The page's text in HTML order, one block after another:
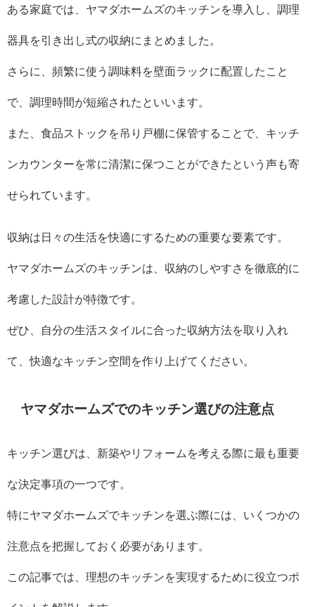
ある家庭では、ヤマダホームズのキッチンを導入し、調理
器具を引き出し式の収納にまとめました。
さらに、頻繁に使う調味料を壁面ラックに配置したこと
で、調理時間が短縮されたといいます。
また、食品ストックを吊り戸棚に保管することで、キッチ
ンカウンターを常に清潔に保つことができたという声も寄
せられています。
収納は日々の生活を快適にするための重要な要素です。
ヤマダホームズのキッチンは、収納のしやすさを徹底的に
考慮した設計が特徴です。
ぜひ、自分の生活スタイルに合った収納方法を取り入れ
て、快適なキッチン空間を作り上げてください。
ヤマダホームズでのキッチン選びの注意点
キッチン選びは、新築やリフォームを考える際に最も重要
な決定事項の一つです。
特にヤマダホームズでキッチンを選ぶ際には、いくつかの
注意点を把握しておく必要があります。
この記事では、理想のキッチンを実現するために役立つポ